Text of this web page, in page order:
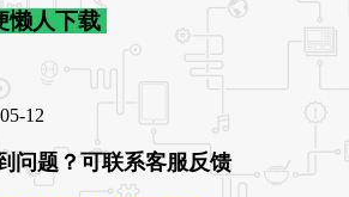
懒人下载
12
问题？可联系客服反馈